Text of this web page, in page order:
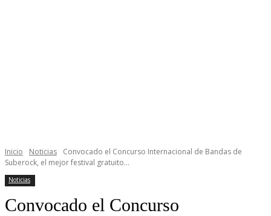
Inicio Noticias
Convocado el Concurso Internacional de Bandas de
Suberock, el mejor festival gratuito...
Noticias
Convocado el Concurso